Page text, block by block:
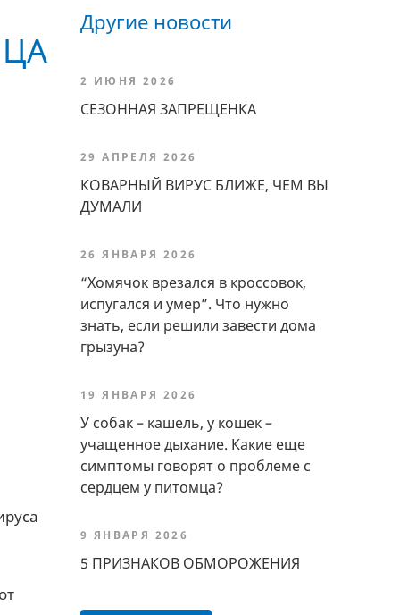
Другие новости
2 ИЮНЯ 2026
СЕЗОННАЯ ЗАПРЕЩЕНКА
29 АПРЕЛЯ 2026
КОВАРНЫЙ ВИРУС БЛИЖЕ, ЧЕМ ВЫ
ДУМАЛИ
26 ЯНВАРЯ 2026
“Хомячок врезался в кроссовок,
испугался и умер”. Что нужно
знать, если решили завести дома
грызуна?
19 ЯНВАРЯ 2026
У собак – кашель, у кошек –
учащенное дыхание. Какие еще
симптомы говорят о проблеме с
сердцем у питомца?
9 ЯНВАРЯ 2026
5 ПРИЗНАКОВ ОБМОРОЖЕНИЯ